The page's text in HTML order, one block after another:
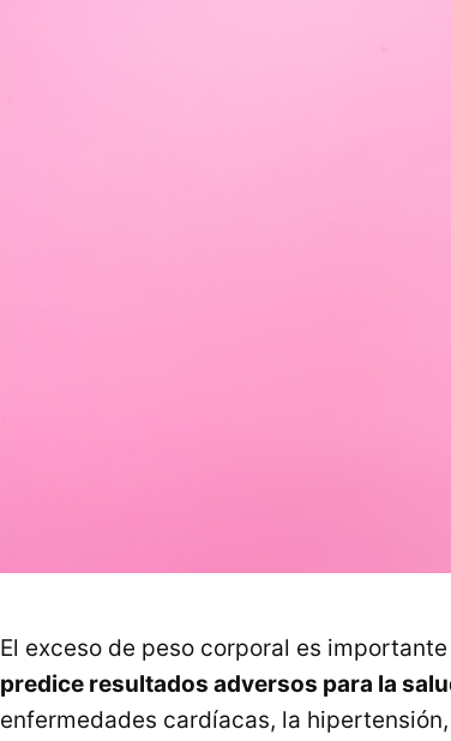
El exceso de peso corporal es
predice resultados adversos para la
enfermedades cardíacas, la